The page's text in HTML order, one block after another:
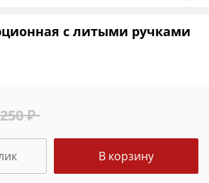
с литыми ручками
₽
В корзину